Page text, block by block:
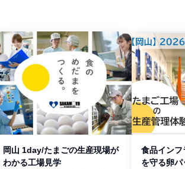
岡山 1day/たまごの生産現場が
わかる工場見学
食品インフ
を守る卵